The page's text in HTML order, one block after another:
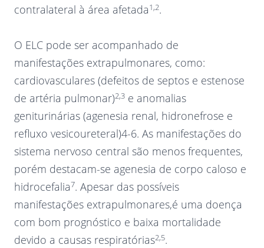
contralateral à área afetada1,2.
O ELC pode ser acompanhado de
manifestações extrapulmonares, como:
cardiovasculares (defeitos de septos e estenose
de artéria pulmonar)2,3 e anomalias
geniturinárias (agenesia renal, hidronefrose e
refluxo vesicoureteral)4-6. As manifestações do
sistema nervoso central são menos frequentes,
porém destacam-se agenesia de corpo caloso e
hidrocefalia7. Apesar das possíveis
manifestações extrapulmonares,é uma doença
com bom prognóstico e baixa mortalidade
devido a causas respiratórias2,5.